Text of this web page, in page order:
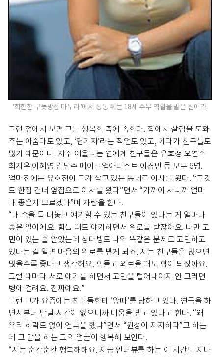
'희한한 구둣방집 마누라'에서 통통 튀는 18세 주부 역할을 맡은 신애라.
그런 점에서 보면 그는 행복한 축에 속한다. 집에서 살림을 도와
주는 아줌마도 있고, ‘연기자’라는 직업도 있고, 게다가 친구들도
많기 때문이다. 자주 어울리는 연예계 친구들은 유호정 오연수
최지우 이혜영 김남주 메이크업아티스트 이경민 등 모두 6명.
얼마전에는 유호정이 그가 살고 있는 동네로 이사를 왔다. “그것
도 한집 건너 옆집으로 이사를 왔다”면서 “가까이 사니까 얼마
나 좋은지 모르겠다”며 자랑을 한다.
“내 속을 툭 터놓고 얘기할 수 있는 친구들이 있다는 게 얼마나
좋은 일이에요. 힘들 때도 얘기하면서 위로를 받잖아요. 나만 고
민이 있는 줄 알았는데 상대방도 나와 똑같은 문제로 고민하고
있다는 걸 알면 마음의 위로를 받게 되죠. 저는 친구들은 많으면
많을수록 좋다고 생각해요. 힘들고 외로울 때도 힘이 되잖아요.
그럴 때마다 서로 얘기를 하면서 고민을 털어내야지 안 그러면
병에 걸려요. 진짜예요.”
그런 그가 요즘에는 친구들한테 ‘왕따’를 당하고 있다. 연극을 하
면서부터 만날 시간이 없으니까 미움을 받고 있다고 한다. “왜
우리 허락도 없이 연극을 했냐”면서 “원성이 자자하다”고 하는
데 그 말을 하는 그의 얼굴이 행복해 보인다.
“저는 순간순간 행복해해요. 지금 인터뷰를 하는 이 시간도 지나